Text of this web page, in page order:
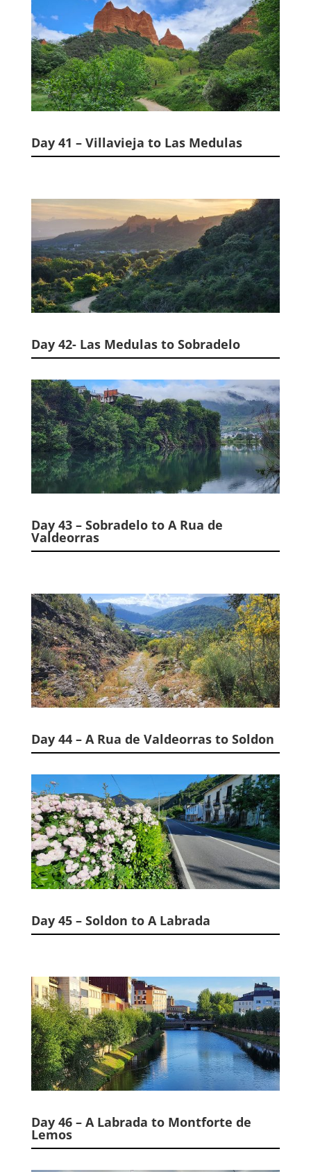
Day 41 – Villavieja to Las Medulas
Day 42- Las Medulas to Sobradelo
Day 43 – Sobradelo to A Rua de
Valdeorras
Day 44 – A Rua de Valdeorras to Soldon
Day 45 – Soldon to A Labrada
Day 46 – A Labrada to Montforte de
Lemos